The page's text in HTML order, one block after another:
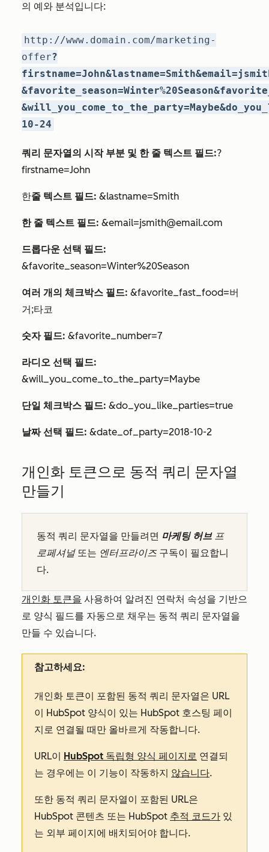
의 예와 분석입니다:
http://www.domain.com/marketing-
offer?
10-24
쿼리 문자열의 시작 부분 및 한 줄 텍스트 필드:?
firstname=John
한줄 텍스트 필드: &lastname=Smith
한 줄 텍스트 필드: &email=jsmith@email.com
드롭다운 선택 필드:
&favorite_season=Winter%20Season
여러 개의 체크박스 필드: &favorite_fast_food=버
거;타코
숫자 필드: &favorite_number=7
라디오 선택 필드:
&will_you_come_to_the_party=Maybe
단일 체크박스 필드: &do_you_like_parties=true
날짜 선택 필드: &date_of_party=2018-10-2
개인화 토큰으로 동적 쿼리 문자열
만들기
동적 쿼리 문자열을 만들려면 마케팅 허브프
로페셔널 또는 엔터프라이즈 구독이 필요합니
다.
개인화 토큰을 사용하여 알려진 연락처 속성을 기반으
로 양식 필드를 자동으로 채우는 동적 쿼리 문자열을
만들 수 있습니다.
참고하세요:
개인화 토큰이 포함된 동적 쿼리 문자열은 URL
이 HubSpot 양식이 있는 HubSpot 호스팅 페이
지로 연결될 때만 올바르게 작동합니다.
URL이 HubSpot 독립형 양식 페이지로 연결되
는 경우에는 이 기능이 작동하지 않습니다.
또한 동적 쿼리 문자열이 포함된 URL은
HubSpot 콘텐츠 또는 HubSpot 추적 코드가 있
는 외부 페이지에 배치되어야 합니다.